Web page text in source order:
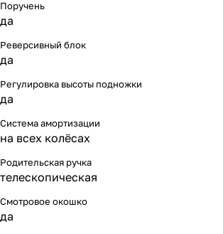
Поручень
да
Реверсивный блок
да
Регулировка высоты подножки
да
Система амортизации
на всех колёсах
Родительская ручка
телескопическая
Смотровое окошко
да